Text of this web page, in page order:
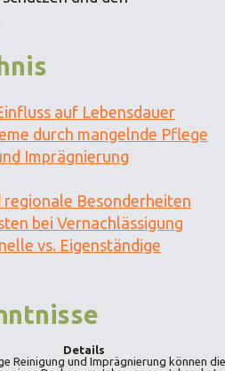
auf Lebensdauer
durch mangelnde Pflege
Imprägnierung
Besonderheiten
bei Vernachlässigung
vs. Eigenständige
Details
Reinigung und Imprägnierung können die